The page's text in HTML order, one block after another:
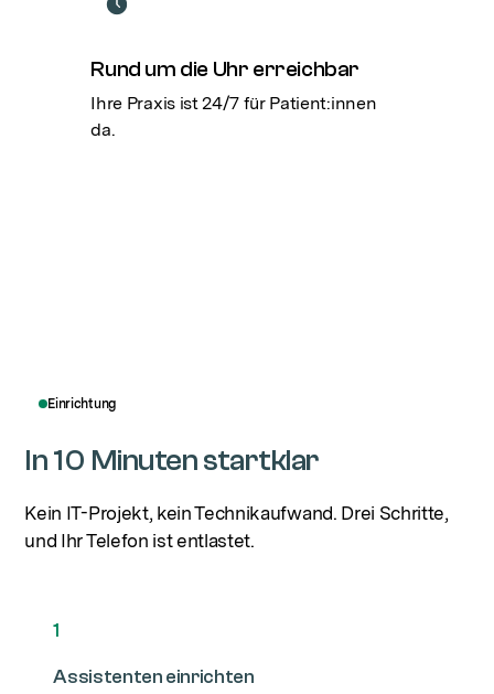
Rund um die Uhr erreichbar
Ihre Praxis ist 24/7 für Patient:innen
da.
Einrichtung
In 10 Minuten startklar
Kein IT-Projekt, kein Technikaufwand. Drei Schritte,
und Ihr Telefon ist entlastet.
1
Assistenten einrichten